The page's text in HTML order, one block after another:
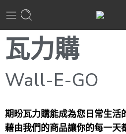
瓦力購
Wall-E-GO
期盼瓦力購能成為您日常生活
藉由我們的商品讓你的每一天